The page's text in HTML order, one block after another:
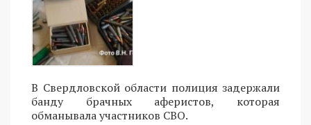
В Свердловской области полиция задержали
банду брачных аферистов, которая
обманывала участников СВО.